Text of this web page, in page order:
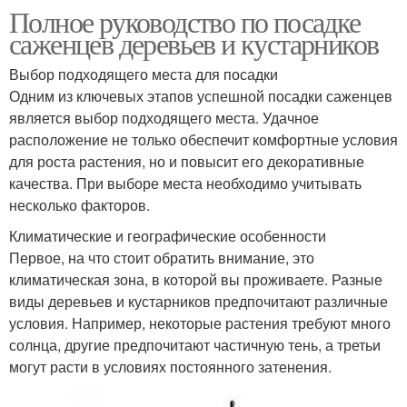
Полное руководство по посадке
саженцев деревьев и кустарников
Выбор подходящего места для посадки
Одним из ключевых этапов успешной посадки саженцев
является выбор подходящего места. Удачное
расположение не только обеспечит комфортные условия
для роста растения, но и повысит его декоративные
качества. При выборе места необходимо учитывать
несколько факторов.
Климатические и географические особенности
Первое, на что стоит обратить внимание, это
климатическая зона, в которой вы проживаете. Разные
виды деревьев и кустарников предпочитают различные
условия. Например, некоторые растения требуют много
солнца, другие предпочитают частичную тень, а третьи
могут расти в условиях постоянного затенения.